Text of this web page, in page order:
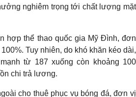
nghiêm trọng tới chất lượng mặt
hợp thể thao quốc gia Mỹ Đình, đơn
Tuy nhiên, do khó khăn kéo dài,
từ 187 xuống còn khoảng 100
chi trả lương.
cho thuê phục vụ bóng đá, đơn vị